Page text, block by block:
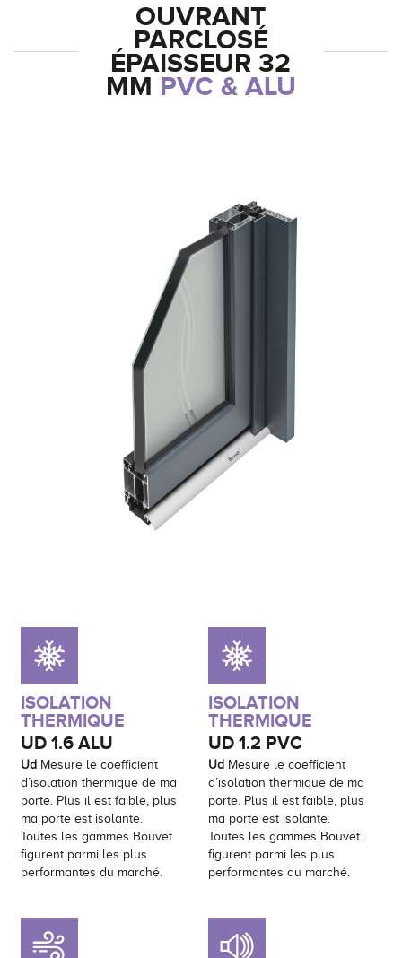
OUVRANT
PARCLOSÉ
ÉPAISSEUR 32
MM PVC & ALU
ISOLATION
THERMIQUE
UD1.6 ALU
Ud Mesure le coefficient
d’isolation thermique de ma
porte. Plus il est faible, plus
ma porte est isolante.
Toutes les gammes Bouvet
figurent parmi les plus
performantes du marché.
ISOLATION
THERMIQUE
UD1.2 PVC
Ud Mesure le coefficient
d’isolation thermique de ma
porte. Plus il est faible, plus
ma porte est isolante.
Toutes les gammes Bouvet
figurent parmi les plus
performantes du marché.